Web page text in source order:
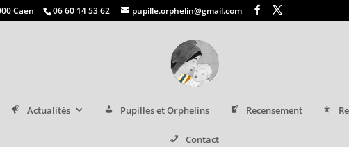
Caen 06 60 14 53 62 pupille.orphelin@gmail.com
Actualités Pupilles et Orphelins Recensement
Contact